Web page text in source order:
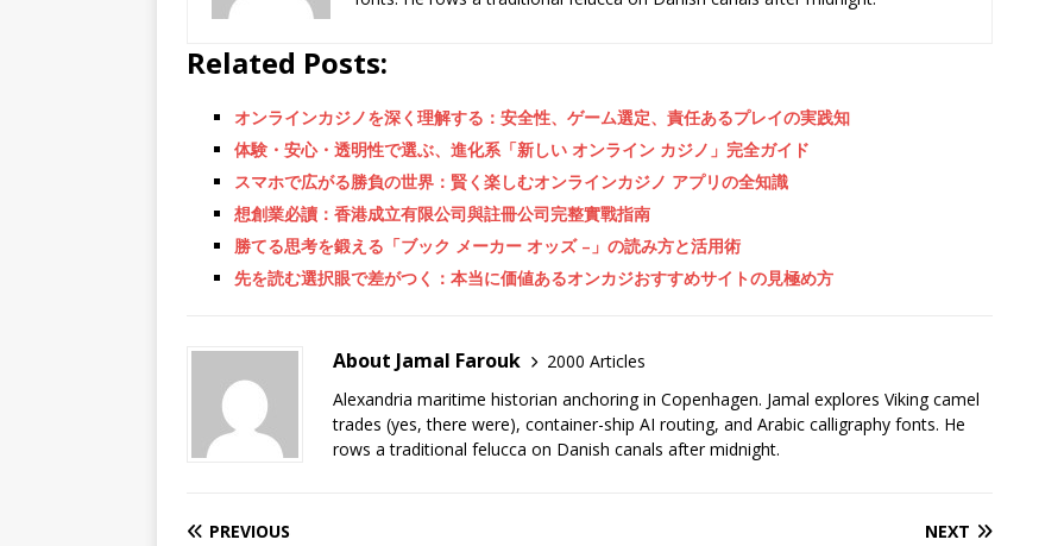
Related Posts:
オンラインカジノを深く理解する：安全性、ゲーム選定、責任あるプレイの実践知
体験・安心・透明性で選ぶ、進化系「新しい オンライン カジノ」完全ガイド
スマホで広がる勝負の世界：賢く楽しむオンラインカジノ アプリの全知識
想創業必讀：香港成立有限公司與註冊公司完整實戰指南
勝てる思考を鍛える「ブック メーカー オッズ –」の読み方と活用術
先を読む選択眼で差がつく：本当に価値あるオンカジおすすめサイトの見極め方
About Jamal Farouk
2000 Articles
Alexandria maritime historian anchoring in Copenhagen. Jamal explores Viking camel
trades (yes, there were), container-ship AI routing, and Arabic calligraphy fonts. He
rows a traditional felucca on Danish canals after midnight.
PREVIOUS NEXT